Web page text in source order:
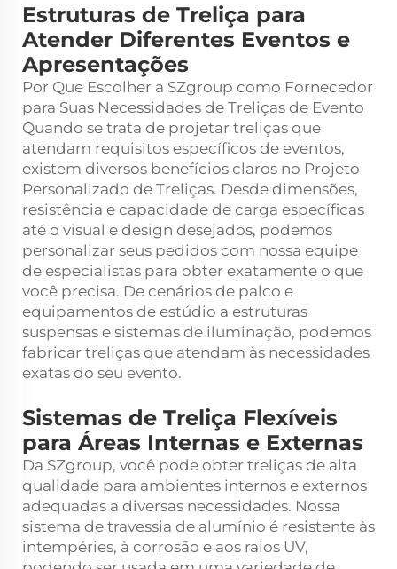
Estruturas de Treliça para
Atender Diferentes Eventos e
Apresentações
Por Que Escolher a SZgroup como Fornecedor
para Suas Necessidades de Treliças de Evento
Quando se trata de projetar treliças que
atendam requisitos específicos de eventos,
existem diversos benefícios claros no Projeto
Personalizado de Treliças. Desde dimensões,
resistência e capacidade de carga específicas
até o visual e design desejados, podemos
personalizar seus pedidos com nossa equipe
de especialistas para obter exatamente o que
você precisa. De cenários de palco e
equipamentos de estúdio a estruturas
suspensas e sistemas de iluminação, podemos
fabricar treliças que atendam às necessidades
exatas do seu evento.
Sistemas de Treliça Flexíveis
para Áreas Internas e Externas
Da SZgroup, você pode obter treliças de alta
qualidade para ambientes internos e externos
adequadas a diversas necessidades. Nossa
sistema de travessia de alumínio é resistente às
intempéries, à corrosão e aos raios UV,